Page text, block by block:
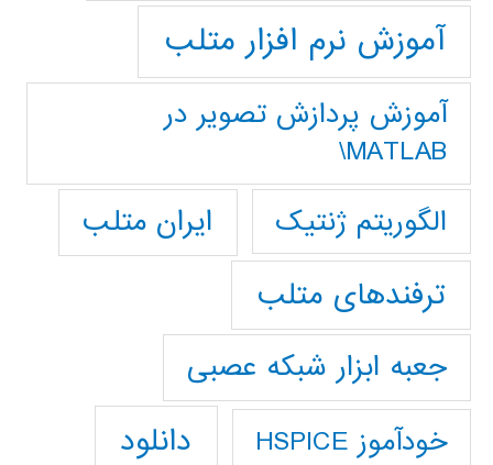
آموزش نرم افزار متلب
آموزش پردازش تصوير در
MATLAB\
الگوریتم ژنتیک
ایران متلب
ترفندهای متلب
جعبه ابزار شبکه عصبی
خودآموز HSPICE دانلود